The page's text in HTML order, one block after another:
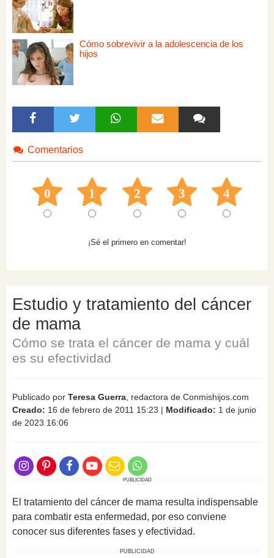
Cómo sobrevivir a la adolescencia de los
hijos
Comentarios
0 1 2 3 4
¡Sé el primero en comentar!
Estudio y tratamiento del cáncer
de mama
Cómo se trata el cáncer de mama y cuál
es su efectividad
Publicado por Teresa Guerra , redactora de Conmishijos.com
Creado: 16 de febrero de 2011 15:23 | Modificado: 1 de junio
de 2023 16:06
PUBLICIDAD
El tratamiento del cáncer de mama resulta indispensable
para combatir esta enfermedad, por eso conviene
conocer sus diferentes fases y efectividad.
PUBLICIDAD